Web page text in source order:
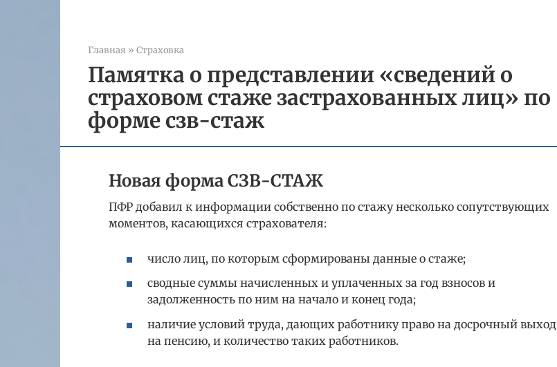
Главная » Страховка
Памятка о представлении «сведений о
страховом стаже застрахованных лиц» по
форме сзв-стаж
Новая форма СЗВ-СТАЖ
ПФР добавил к информации собственно по стажу несколько сопутствующих
моментов, касающихся страхователя:
число лиц, по которым сформированы данные о стаже;
сводные суммы начисленных и уплаченных за год взносов и
задолженность по ним на начало и конец года;
наличие условий труда, дающих работнику право на досрочный выход
на пенсию, и количество таких работников.